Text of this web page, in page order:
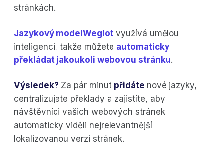
stránkách.
Jazykový modelWeglot využívá umělou
inteligenci, takže můžete automaticky
překládat jakoukoli webovou stránku.
Výsledek? Za pár minut přidáte nové jazyky,
centralizujete překlady a zajistíte, aby
návštěvníci vašich webových stránek
automaticky viděli nejrelevantnější
lokalizovanou verzi stránek.